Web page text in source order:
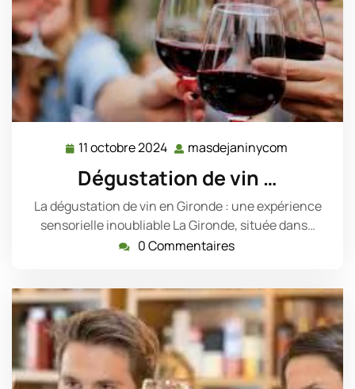
11 octobre 2024 11
octobre
2024
masdejaninycom
Dégustation de vin …
La dégustation de vin en Gironde : une expérience
sensorielle inoubliable La Gironde, située dans…
0 Commentaires